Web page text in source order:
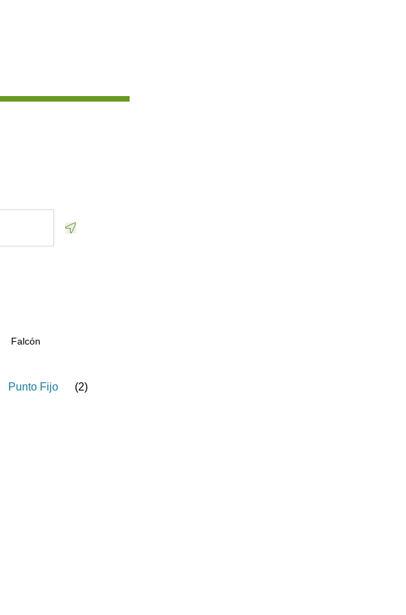
Falcón
Punto Fijo (2)